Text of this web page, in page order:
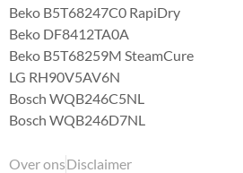
Beko B5T68247C0 RapiDry
Beko DF8412TA0A
Beko B5T68259M SteamCure
LG RH90V5AV6N
Bosch WQB246C5NL
Bosch WQB246D7NL
Over onsDisclaimer